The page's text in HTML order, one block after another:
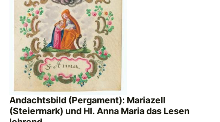
Andachtsbild (Pergament): Mariazell
(Steiermark) und Hl. Anna Maria das Lesen